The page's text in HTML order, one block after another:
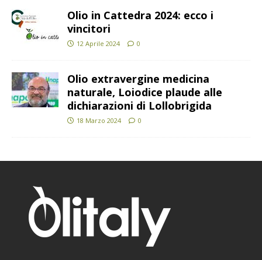
Olio in Cattedra 2024: ecco i
vincitori
12 Aprile 2024 0
Olio extravergine medicina
naturale, Loiodice plaude alle
dichiarazioni di Lollobrigida
18 Marzo 2024 0